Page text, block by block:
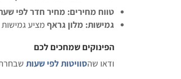
טווח מחירים: מחיר חדר לפי שעה
גמישות: מלון גראף מציע
הפינוקים שמחכים לכם
ודאו שהסוויטות לפי שעות